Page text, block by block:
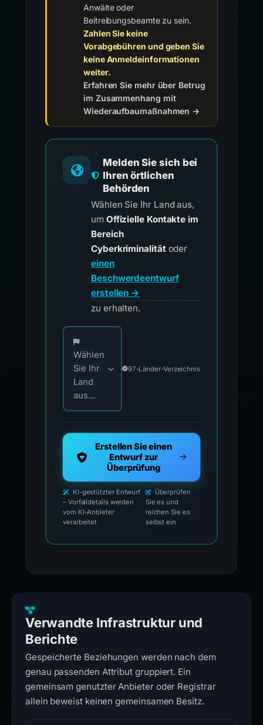
Anwälte oder
Beitreibungsbeamte zu sein.
Zahlen Sie keine
Vorabgebühren und geben Sie
keine Anmeldeinformationen
weiter.
Erfahren Sie mehr über Betrug
im Zusammenhang mit
Wiederaufbaumaßnahmen →
Melden Sie sich bei
Ihren örtlichen
Behörden
Wählen Sie Ihr Land aus,
um Offizielle Kontakte im
Bereich
Cyberkriminalitätoder
einen
Beschwerdeentwurf
erstellen →
zu erhalten.
Wählen Sie Ihr Land für offizielle
Wählen
Sie Ihr
Land
aus...
97-Länder-Verzeichnis
Erstellen Sie einen
Entwurf zur
Überprüfung
KI-gestützter Entwurf
– Vorfalldetails werden
vom KI-Anbieter
verarbeitet
Überprüfen
Sie es und
reichen Sie es
selbst ein
Verwandte Infrastruktur und
Berichte
Gespeicherte Beziehungen werden nach dem
genau passenden Attribut gruppiert. Ein
gemeinsam genutzter Anbieter oder Registrar
allein beweist keinen gemeinsamen Besitz.